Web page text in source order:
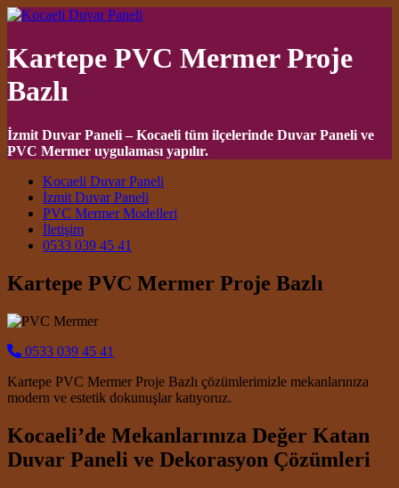
Kartepe PVC Mermer Proje
Bazlı
İzmit Duvar Paneli – Kocaeli tüm ilçelerinde Duvar Paneli ve
PVC Mermer uygulaması yapılır.
Main Navigation
Kocaeli Duvar Paneli
İzmit Duvar Paneli
PVC Mermer Modelleri
İletişim
0533 039 45 41
Kartepe PVC Mermer Proje Bazlı
0533 039 45 41
Kartepe PVC Mermer Proje Bazlı çözümlerimizle mekanlarınıza
modern ve estetik dokunuşlar katıyoruz.
Kocaeli’de Mekanlarınıza Değer Katan
Duvar Paneli ve Dekorasyon Çözümleri